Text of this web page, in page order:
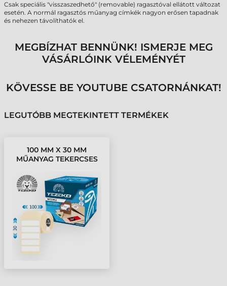
Csak speciális "visszaszedhető" (removable) ragasztóval ellátott változat
esetén. A normál ragasztós műanyag címkék nagyon erősen tapadnak
és nehezen távolíthatók el.
MEGBÍZHAT BENNÜNK! ISMERJE MEG
VÁSÁRLÓINK VÉLEMÉNYÉT
KÖVESSE BE YOUTUBE CSATORNÁNKAT!
LEGUTÓBB MEGTEKINTETT TERMÉKEK
100 MM X 30 MM
MŰANYAG TEKERCSES
5000 CÍMKE/TEKERCS )